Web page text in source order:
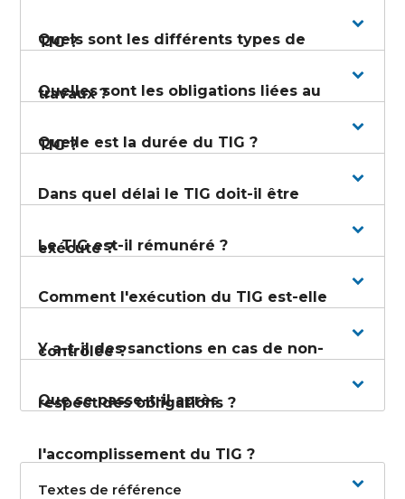
TIG ?
Quels sont les différents types de
travaux ?
Quelles sont les obligations liées au
TIG ?
Quelle est la durée du TIG ?
Dans quel délai le TIG doit-il être
exécuté ?
Le TIG est-il rémunéré ?
Comment l'exécution du TIG est-elle
contrôlée ?
Y a-t-il des sanctions en cas de non-
respect des obligations ?
Que se passe-t-il après
l'accomplissement du TIG ?
Textes de référence